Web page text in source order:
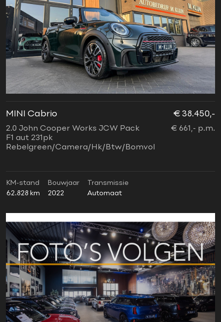
MINI Cabrio
2.0 John Cooper Works JCW Pack
F1 aut 231pk
Rebelgreen/Camera/Hk/Btw/Bomvol
€ 38.450,-
€ 661,- p.m.
KM-stand
62.828 km
Bouwjaar
2022
Transmissie
Automaat